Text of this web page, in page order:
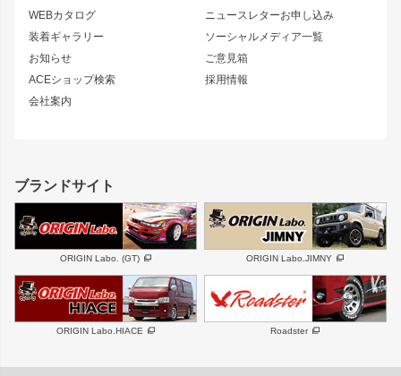
WEBカタログ
装着ギャラリー
お知らせ
ACEショップ検索
会社案内
ニュースレターお申し込み
ソーシャルメディア一覧
ご意見箱
採用情報
S13 シルビア
180SX
シルエイティ
ローレル
セフィーロ
キャラバン
スズキ
GS350
SC
スバル 三菱
デリカ D:5
軽自動車 汎用
ジムニーパーツ
ホイール
MUD-S7
MUD-SR7
まつど家 鉄漢
ボンネット
フェンダー
サイドパーツ
リアゲート
メンテナンスパーツ
ハイエースパーツ
ホイール
DAYTONA-RS
DAYTONA-RS NEO
エアロシリーズ
ブランドサイト
ORIGIN Labo. (GT) ORIGIN Labo.JIMNY
ORIGIN Labo.HIACE Roadster